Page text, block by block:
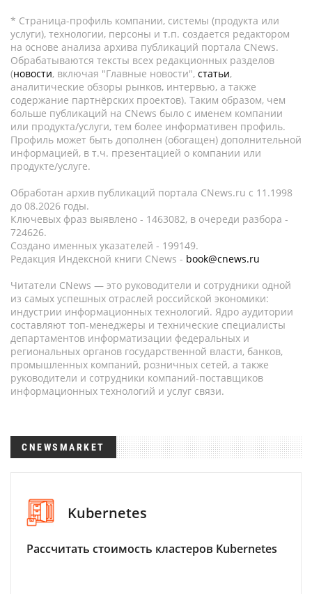
* Страница-профиль компании, системы (продукта или
услуги), технологии, персоны и т.п. создается редактором
на основе анализа архива публикаций портала CNews.
Обрабатываются тексты всех редакционных разделов
(новости, включая "Главные новости", статьи,
аналитические обзоры рынков, интервью, а также
содержание партнёрских проектов). Таким образом, чем
больше публикаций на CNews было с именем компании
или продукта/услуги, тем более информативен профиль.
Профиль может быть дополнен (обогащен) дополнительной
информацией, в т.ч. презентацией о компании или
продукте/услуге.
Обработан архив публикаций портала CNews.ru c 11.1998
до 08.2026 годы.
Ключевых фраз выявлено - 1463082, в очереди разбора -
724626.
Создано именных указателей - 199149.
Редакция Индексной книги CNews - book@cnews.ru
Читатели CNews — это руководители и сотрудники одной
из самых успешных отраслей российской экономики:
индустрии информационных технологий. Ядро аудитории
составляют топ-менеджеры и технические специалисты
департаментов информатизации федеральных и
региональных органов государственной власти, банков,
промышленных компаний, розничных сетей, а также
руководители и сотрудники компаний-поставщиков
информационных технологий и услуг связи.
CNEWSMARKET
Kubernetes
Рассчитать стоимость кластеров Kubernetes